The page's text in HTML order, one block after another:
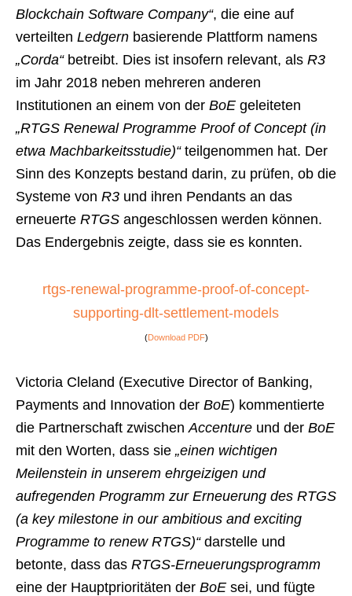
Blockchain Software Company“, die eine auf
verteilten Ledgern basierende Plattform namens
„Corda“betreibt. Dies ist insofern relevant, als R3
im Jahr 2018 neben mehreren anderen
Institutionen an einem von der BoE geleiteten
„RTGS Renewal Programme Proof of Concept (in
etwa Machbarkeitsstudie)“teilgenommen hat. Der
Sinn des Konzepts bestand darin, zu prüfen, ob die
Systeme von R3 und ihren Pendants an das
erneuerte RTGS angeschlossen werden können.
Das Endergebnis zeigte, dass sie es konnten.
rtgs-renewal-programme-proof-of-concept-
supporting-dlt-settlement-models
(Download PDF)
Victoria Cleland (Executive Director of Banking,
Payments and Innovation der BoE) kommentierte
die Partnerschaft zwischen Accenture und der BoE
mit den Worten, dass sie „einen wichtigen
Meilenstein in unserem ehrgeizigen und
aufregenden Programm zur Erneuerung des RTGS
(a key milestone in our ambitious and exciting
Programme to renew RTGS)“darstelle und
betonte, dass das RTGS-Erneuerungsprogramm
eine der Hauptprioritäten der BoE sei, und fügte